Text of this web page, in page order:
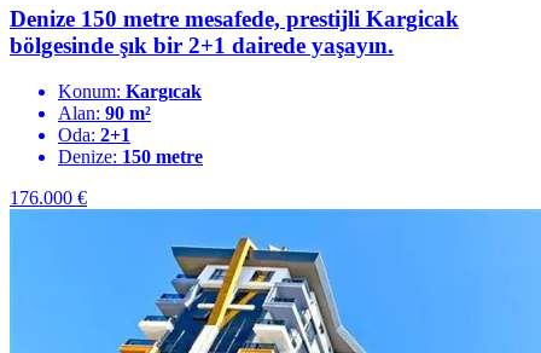
Denize 150 metre mesafede, prestijli Kargicak
bölgesinde şık bir 2+1 dairede yaşayın.
Konum: Kargıcak
Alan: 90 m²
Oda: 2+1
Denize: 150 metre
176.000 €